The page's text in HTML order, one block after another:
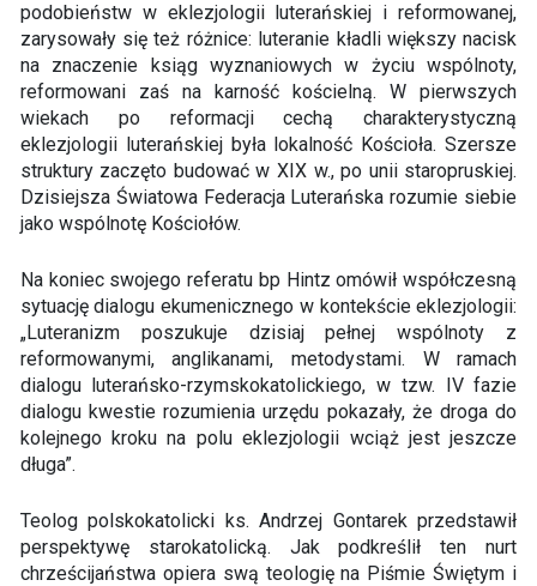
podobieństw w eklezjologii luterańskiej i reformowanej,
zarysowały się też różnice: luteranie kładli większy nacisk
na znaczenie ksiąg wyznaniowych w życiu wspólnoty,
reformowani zaś na karność kościelną. W pierwszych
wiekach po reformacji cechą charakterystyczną
eklezjologii luterańskiej była lokalność Kościoła. Szersze
struktury zaczęto budować w XIX w., po unii staropruskiej.
Dzisiejsza Światowa Federacja Luterańska rozumie siebie
jako wspólnotę Kościołów.
Na koniec swojego referatu bp Hintz omówił współczesną
sytuację dialogu ekumenicznego w kontekście eklezjologii:
„Luteranizm poszukuje dzisiaj pełnej wspólnoty z
reformowanymi, anglikanami, metodystami. W ramach
dialogu luterańsko-rzymskokatolickiego, w tzw. IV fazie
dialogu kwestie rozumienia urzędu pokazały, że droga do
kolejnego kroku na polu eklezjologii wciąż jest jeszcze
długa”.
Teolog polskokatolicki ks. Andrzej Gontarek przedstawił
perspektywę starokatolicką. Jak podkreślił ten nurt
chrześcijaństwa opiera swą teologię na Piśmie Świętym i